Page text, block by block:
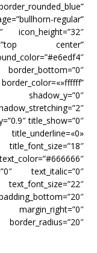
regular”
icon_height=”32″
center”
shadow_y=”0″
title_show=”0″
text_italic=”0″
margin_right=”0″